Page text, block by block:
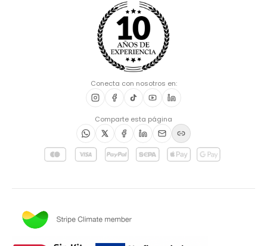
Conecta con nosotros en:
Comparte esta página